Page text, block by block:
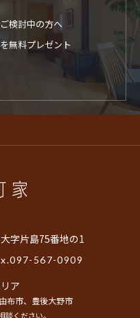
検討中の方へ
無料プレゼント
字片島75番地の1
567-0909
ア
布市、豊後大野市
ください。